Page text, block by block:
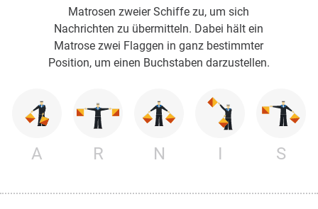
Matrosen zweier Schiffe zu, um sich
Nachrichten zu übermitteln. Dabei hält ein
Matrose zwei Flaggen in ganz bestimmter
Position, um einen Buchstaben darzustellen.
A R N I S